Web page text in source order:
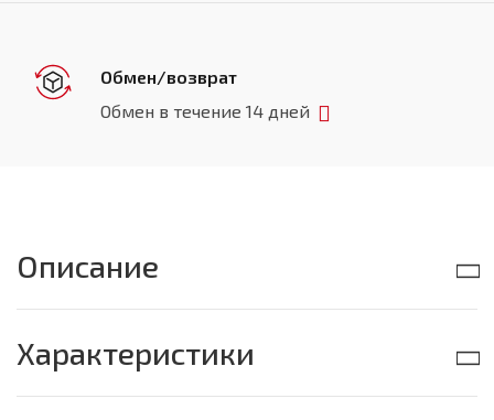
Обмен/возврат
Обмен в течение 14 дней
Описание
Характеристики